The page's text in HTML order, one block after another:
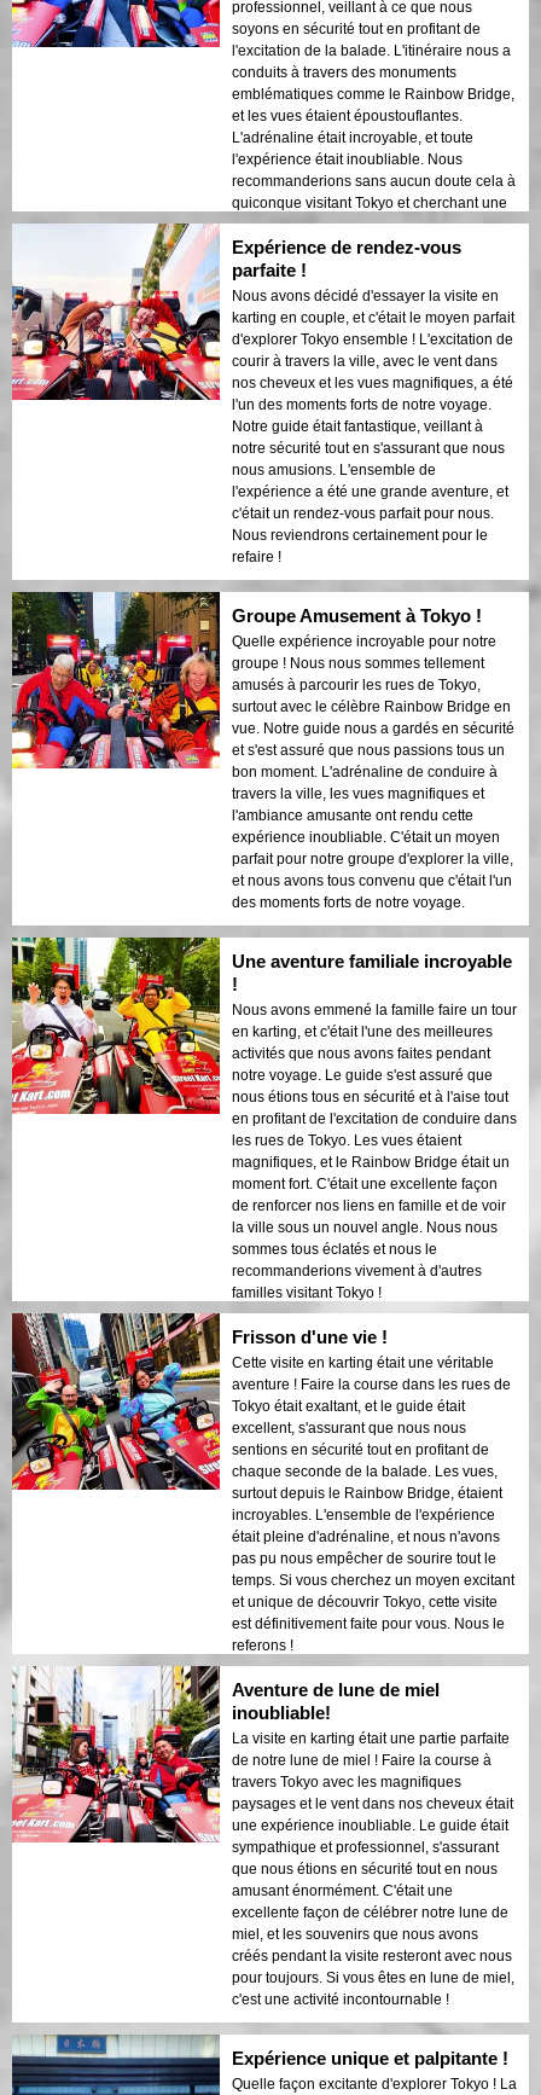
professionnel, veillant à ce que nous
soyons en sécurité tout en profitant de
l'excitation de la balade. L'itinéraire nous a
conduits à travers des monuments
emblématiques comme le Rainbow Bridge,
et les vues étaient époustouflantes.
L'adrénaline était incroyable, et toute
l'expérience était inoubliable. Nous
recommanderions sans aucun doute cela à
quiconque visitant Tokyo et cherchant une
manière unique et excitante de découvrir la
ville !
Expérience de rendez-vous
parfaite !
Nous avons décidé d'essayer la visite en
karting en couple, et c'était le moyen parfait
d'explorer Tokyo ensemble ! L'excitation de
courir à travers la ville, avec le vent dans
nos cheveux et les vues magnifiques, a été
l'un des moments forts de notre voyage.
Notre guide était fantastique, veillant à
notre sécurité tout en s'assurant que nous
nous amusions. L'ensemble de
l'expérience a été une grande aventure, et
c'était un rendez-vous parfait pour nous.
Nous reviendrons certainement pour le
refaire !
Groupe Amusement à Tokyo !
Quelle expérience incroyable pour notre
groupe ! Nous nous sommes tellement
amusés à parcourir les rues de Tokyo,
surtout avec le célèbre Rainbow Bridge en
vue. Notre guide nous a gardés en sécurité
et s'est assuré que nous passions tous un
bon moment. L'adrénaline de conduire à
travers la ville, les vues magnifiques et
l'ambiance amusante ont rendu cette
expérience inoubliable. C'était un moyen
parfait pour notre groupe d'explorer la ville,
et nous avons tous convenu que c'était l'un
des moments forts de notre voyage.
Une aventure familiale incroyable
!
Nous avons emmené la famille faire un tour
en karting, et c'était l'une des meilleures
activités que nous avons faites pendant
notre voyage. Le guide s'est assuré que
nous étions tous en sécurité et à l'aise tout
en profitant de l'excitation de conduire dans
les rues de Tokyo. Les vues étaient
magnifiques, et le Rainbow Bridge était un
moment fort. C'était une excellente façon
de renforcer nos liens en famille et de voir
la ville sous un nouvel angle. Nous nous
sommes tous éclatés et nous le
recommanderions vivement à d'autres
familles visitant Tokyo !
Frisson d'une vie !
Cette visite en karting était une véritable
aventure ! Faire la course dans les rues de
Tokyo était exaltant, et le guide était
excellent, s'assurant que nous nous
sentions en sécurité tout en profitant de
chaque seconde de la balade. Les vues,
surtout depuis le Rainbow Bridge, étaient
incroyables. L'ensemble de l'expérience
était pleine d'adrénaline, et nous n'avons
pas pu nous empêcher de sourire tout le
temps. Si vous cherchez un moyen excitant
et unique de découvrir Tokyo, cette visite
est définitivement faite pour vous. Nous le
referons !
Aventure de lune de miel
inoubliable!
La visite en karting était une partie parfaite
de notre lune de miel ! Faire la course à
travers Tokyo avec les magnifiques
paysages et le vent dans nos cheveux était
une expérience inoubliable. Le guide était
sympathique et professionnel, s'assurant
que nous étions en sécurité tout en nous
amusant énormément. C'était une
excellente façon de célébrer notre lune de
miel, et les souvenirs que nous avons
créés pendant la visite resteront avec nous
pour toujours. Si vous êtes en lune de miel,
c'est une activité incontournable !
Expérience unique et palpitante !
Quelle façon excitante d'explorer Tokyo ! La